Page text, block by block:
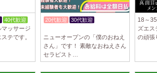
40代歓迎
ッサージ
テです。
20代歓迎
30代歓迎
ニューオープンの「僕のおねえ
さん」です！ 素敵なおねえさん
セラピスト…
18～
ズエス
の頑張